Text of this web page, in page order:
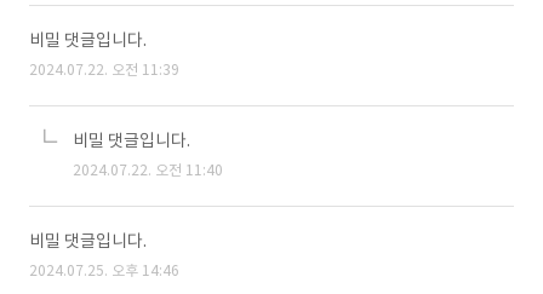
비밀 댓글입니다.
2024.07.22. 오전 11:39
비밀 댓글입니다.
2024.07.22. 오전 11:40
비밀 댓글입니다.
2024.07.25. 오후 14:46